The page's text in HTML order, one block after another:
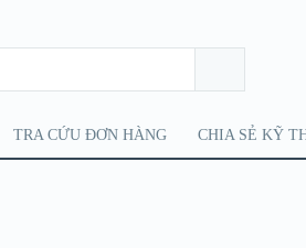
TRA CỨU ĐƠN HÀNG CHIA SẺ KỸ